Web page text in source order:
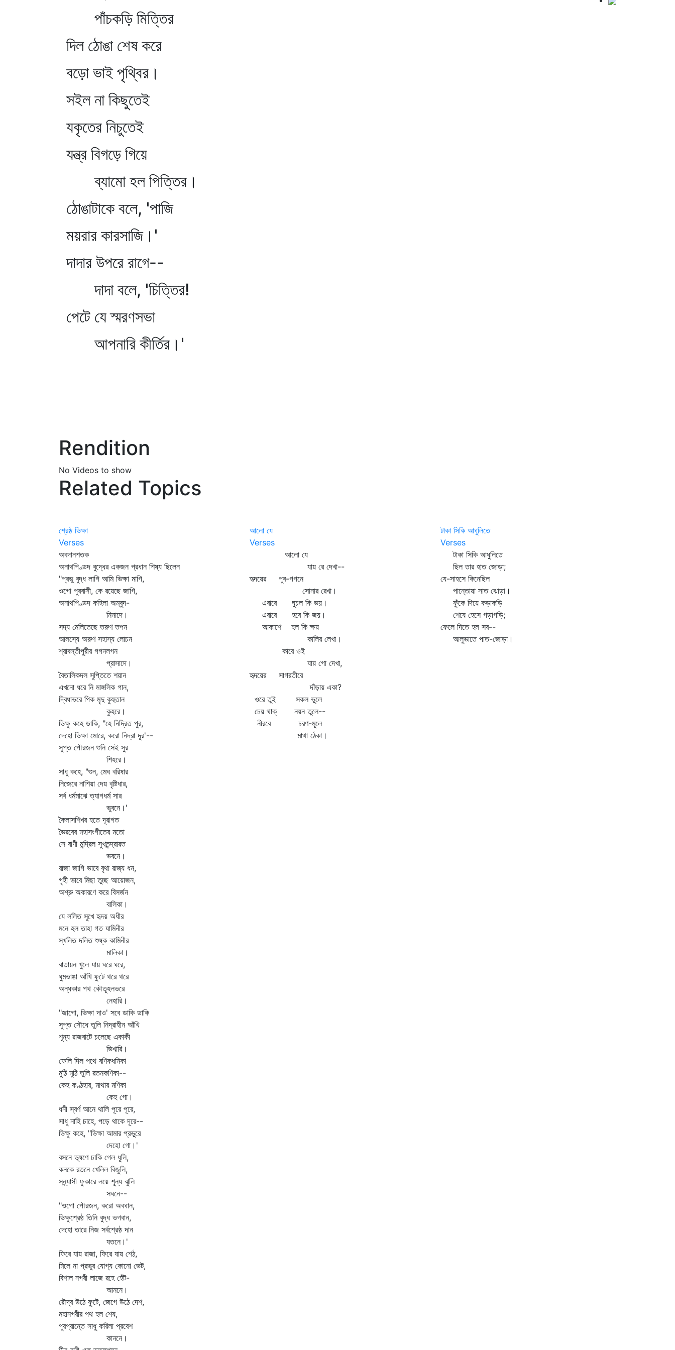
পাঁচকড়ি মিত্তির
দিল ঠোঙা শেষ করে
বড়ো ভাই পৃথ্বির।
সইল না কিছুতেই
যকৃতের নিচুতেই
যন্ত্র বিগড়ে গিয়ে
ব্যামো হল পিত্তির।
ঠোঙাটাকে বলে, 'পাজি
ময়রার কারসাজি।'
দাদার উপরে রাগে--
দাদা বলে, 'চিত্তির!
পেটে যে স্মরণসভা
আপনারি কীর্তির।'
Rendition
No Videos to show
Related Topics
শ্রেষ্ঠ ভিক্ষা
Verses
অবদানশতক
অনাথপিণ্ডদ বুদ্ধের একজন প্রধান শিষ্য ছিলেন
"প্রভু বুদ্ধ লাগি আমি ভিক্ষা মাগি,
ওগো পুরবাসী, কে রয়েছে জাগি,
অনাথপিণ্ডদ কহিলা অম্বুদ-
নিনাদে।
সদ্য মেলিতেছে তরুণ তপন
আলস্যে অরুণ সহাস্য লোচন
শ্রাবস্তীপুরীর গগনলগন
প্রাসাদে।
বৈতালিকদল সুপ্তিতে শয়ান
এখনো ধরে নি মাঙ্গলিক গান,
দ্বিধাভরে পিক মৃদু কুহুতান
কুহরে।
ভিক্ষু কহে ডাকি, "হে নিদ্রিত পুর,
দেহো ভিক্ষা মোরে, করো নিদ্রা দূর'--
সুপ্ত পৌরজন শুনি সেই সুর
শিহরে।
সাধু কহে, "শুন, মেঘ বরিষার
নিজেরে নাশিয়া দেয় বৃষ্টিধার,
সর্ব ধর্মমাঝে ত্যাগধর্ম সার
ভুবনে।'
কৈলাসশিখর হতে দূরাগত
ভৈরবের মহাসংগীতের মতো
সে বাণী মন্দ্রিল সুখতন্দ্রারত
ভবনে।
রাজা জাগি ভাবে বৃথা রাজ্য ধন,
গৃহী ভাবে মিছা তুচ্ছ আয়োজন,
অশ্রু অকারণে করে বিসর্জন
বালিকা।
যে ললিত সুখে হৃদয় অধীর
মনে হল তাহা গত যামিনীর
স্খলিত দলিত শুষ্ক কামিনীর
মালিকা।
বাতায়ন খুলে যায় ঘরে ঘরে,
ঘুমভাঙা আঁখি ফুটে থরে থরে
অন্ধকার পথ কৌতূহলভরে
নেহারি।
"জাগো, ভিক্ষা দাও' সবে ডাকি ডাকি
সুপ্ত সৌধে তুলি নিদ্রাহীন আঁখি
শূন্য রাজবাটে চলেছে একাকী
ভিখারি।
ফেলি দিল পথে বণিকধনিকা
মুঠি মুঠি তুলি রতনকণিকা--
কেহ কণ্ঠহার, মাথার মণিকা
কেহ গো।
ধনী স্বর্ণ আনে থালি পূরে পূরে,
সাধু নাহি চাহে, পড়ে থাকে দূরে--
ভিক্ষু কহে, "ভিক্ষা আমার প্রভুরে
দেহো গো।'
বসনে ভূষণে ঢাকি গেল ধূলি,
কনকে রতনে খেলিল বিজুলি,
সন্ন্যাসী ফুকারে লয়ে শূন্য ঝুলি
সঘনে--
"ওগো পৌরজন, করো অবধান,
ভিক্ষুশ্রেষ্ঠ তিনি বুদ্ধ ভগবান,
দেহো তারে নিজ সর্বশ্রেষ্ঠ দান
যতনে।'
ফিরে যায় রাজা, ফিরে যায় শেঠ,
মিলে না প্রভুর যোগ্য কোনো ভেট,
বিশাল নগরী লাজে রহে হেঁট-
আননে।
রৌদ্র উঠে ফুটে, জেগে উঠে দেশ,
মহানগরীর পথ হল শেষ,
পুরপ্রান্তে সাধু করিলা প্রবেশ
কাননে।
আলো যে
Verses
আলো যে
যায় রে দেখা--
হৃদয়ের পুব-গগনে
সোনার রেখা।
এবারে ঘুচল কি ভয়।
এবারে হবে কি জয়।
আকাশে হল কি ক্ষয়
কালির লেখা।
কারে ওই
যায় গো দেখা,
হৃদয়ের সাগরতীরে
দাঁড়ায় একা?
ওরে তুই সকল ভুলে
চেয় থাক্‌ নয়ন তুলে--
নীরবে চরণ-মূলে
মাথা ঠেকা।
টাকা সিকি আধুলিতে
Verses
টাকা সিকি আধুলিতে
ছিল তার হাত জোড়া;
যে-সাহসে কিনেছিল
পান্তোয়া সাত ঝোড়া।
ফুঁকে দিয়ে কড়াকড়ি
শেষে হেসে গড়াগড়ি;
ফেলে দিতে হল সব--
আলুভাতে পাত-জোড়া।